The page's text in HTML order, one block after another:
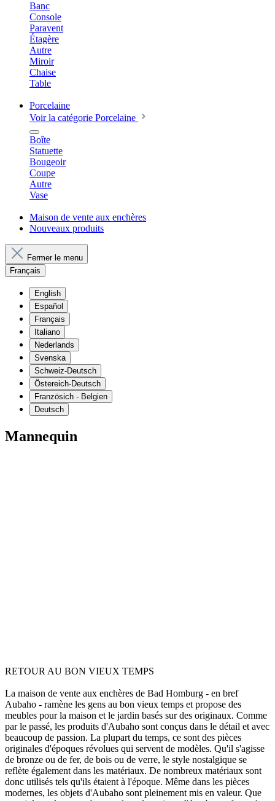
Banc
Console
Paravent
Étagère
Autre
Miroir
Chaise
Table
Porcelaine
Voir la catégorie Porcelaine
Boîte
Statuette
Bougeoir
Coupe
Autre
Vase
Maison de vente aux enchères
Nouveaux produits
Fermer le menu
Français
English
Español
Français
Italiano
Nederlands
Svenska
Schweiz-Deutsch
Östereich-Deutsch
Französich - Belgien
Deutsch
Mannequin
RETOUR AU BON VIEUX TEMPS
La maison de vente aux enchères de Bad Homburg - en bref
Aubaho - ramène les gens au bon vieux temps et propose des
meubles pour la maison et le jardin basés sur des originaux. Comme
par le passé, les produits d'Aubaho sont conçus dans le détail et avec
beaucoup de passion. La plupart du temps, ce sont des pièces
originales d'époques révolues qui servent de modèles. Qu'il s'agisse
de bronze ou de fer, de bois ou de verre, le style nostalgique se
reflète également dans les matériaux. De nombreux matériaux sont
donc utilisés tels qu'ils étaient à l'époque. Même dans les pièces
modernes, les objets d'Aubaho sont pleinement mis en valeur. Que